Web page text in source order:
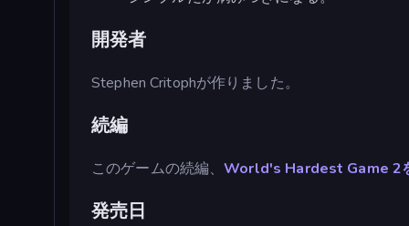
開発者
Stephen Critophが作りました。
続編
このゲームの続編、World's Hardest Game 2
発売日